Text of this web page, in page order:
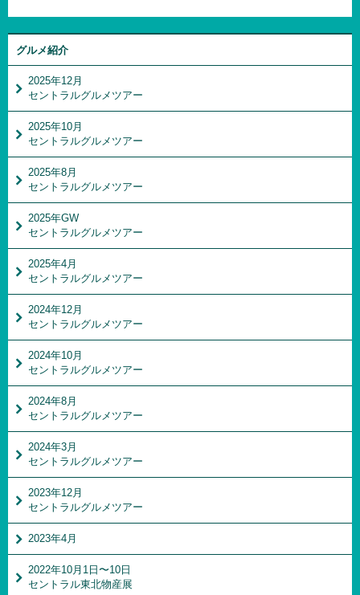
グルメ紹介
2025年12月
セントラルグルメツアー
2025年10月
セントラルグルメツアー
2025年8月
セントラルグルメツアー
2025年GW
セントラルグルメツアー
2025年4月
セントラルグルメツアー
2024年12月
セントラルグルメツアー
2024年10月
セントラルグルメツアー
2024年8月
セントラルグルメツアー
2024年3月
セントラルグルメツアー
2023年12月
セントラルグルメツアー
2023年4月
2022年10月1日〜10日
セントラル東北物産展